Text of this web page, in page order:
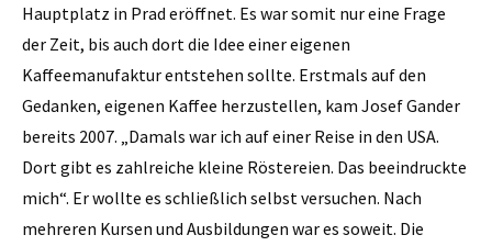
Hauptplatz in Prad eröffnet. Es war somit nur eine Frage
der Zeit, bis auch dort die Idee einer eigenen
Kaffeemanufaktur entstehen sollte. Erstmals auf den
Gedanken, eigenen Kaffee herzustellen, kam Josef Gander
bereits 2007. „Damals war ich auf einer Reise in den USA.
Dort gibt es zahlreiche kleine Röstereien. Das beeindruckte
mich“. Er wollte es schließlich selbst ver­suchen. Nach
mehreren Kursen und Ausbildungen war es soweit. Die